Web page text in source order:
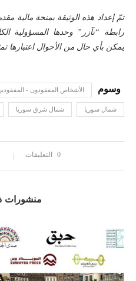
تمّ إعداد هذه الوثيقة بمنحة مالية
رابطة “تآزر” وحدها المسؤولية
يمكن بأي حال من الأحوال اعتبارها
الأشخاص المفقودون -
شمال سوريا شمال شرق سوريا
0 التعليقات
منشورات